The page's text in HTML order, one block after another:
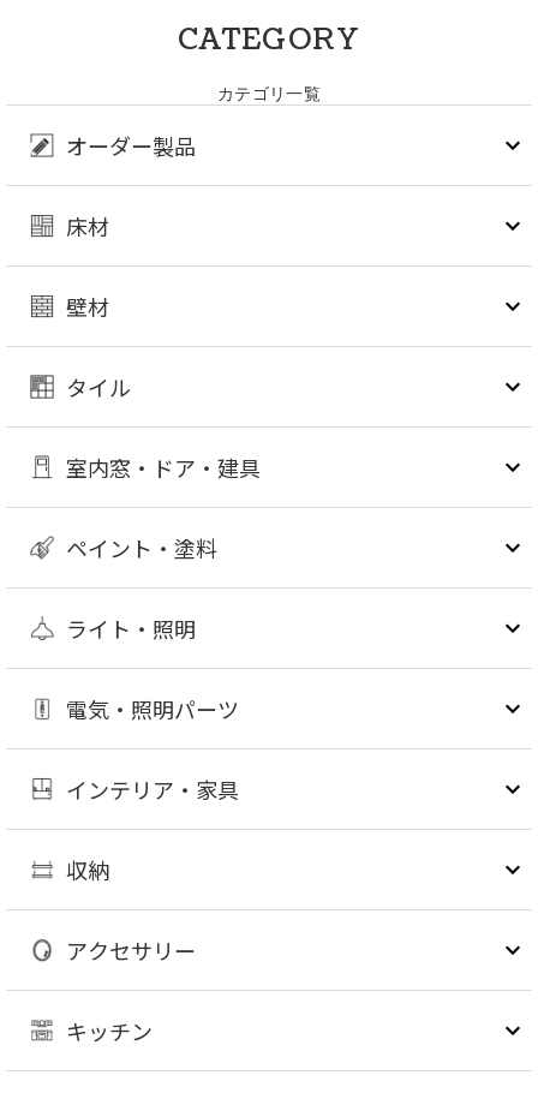
CATEGORY
カテゴリ一覧
オーダー製品
床材
壁材
タイル
室内窓・ドア・建具
ペイント・塗料
ライト・照明
電気・照明パーツ
インテリア・家具
収納
アクセサリー
キッチン